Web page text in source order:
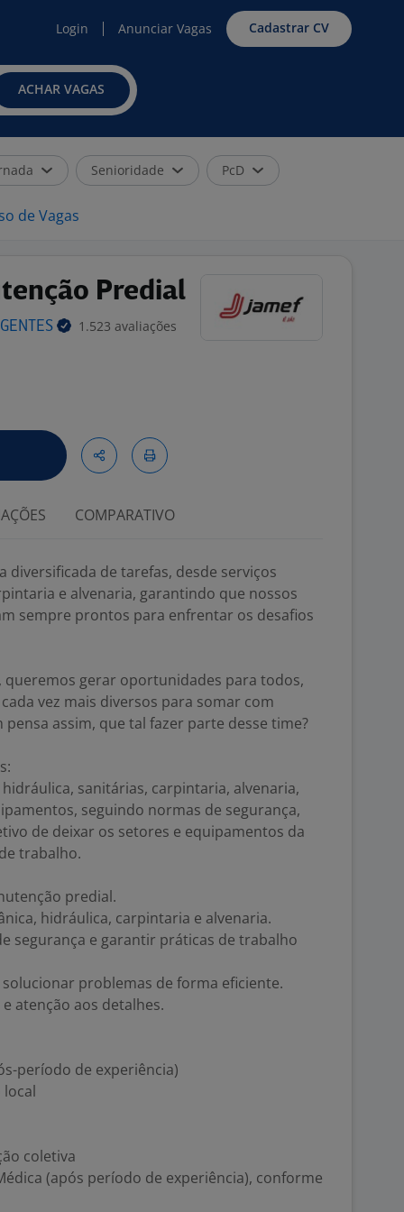
Login Anunciar Vagas Cadastrar CV
ACHAR VAGAS
Senioridade PcD
de Vagas
Predial
1.523 avaliações
COMPARATIVO
diversificada de tarefas, desde serviços
e alvenaria, garantindo que nossos
sempre prontos para enfrentar os desafios
queremos gerar oportunidades para todos,
vez mais diversos para somar com
pensa assim, que tal fazer parte desse time?
sanitárias, carpintaria, alvenaria,
seguindo normas de segurança,
de deixar os setores e equipamentos da
trabalho.
predial.
hidráulica, carpintaria e alvenaria.
segurança e garantir práticas de trabalho
problemas de forma eficiente.
atenção aos detalhes.
período de experiência)
local
coletiva
(após período de experiência), conforme